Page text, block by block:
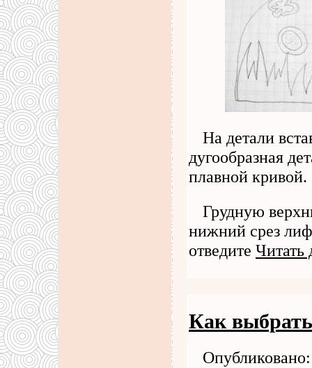
На детали
дугообразная
плавной кривой.
Грудную
нижний срез
отведите Читать
Как выбрать